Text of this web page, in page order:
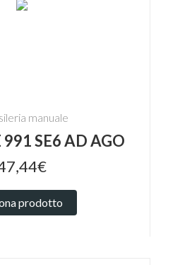
manuale
991 SE6 AD AGO
prodotto